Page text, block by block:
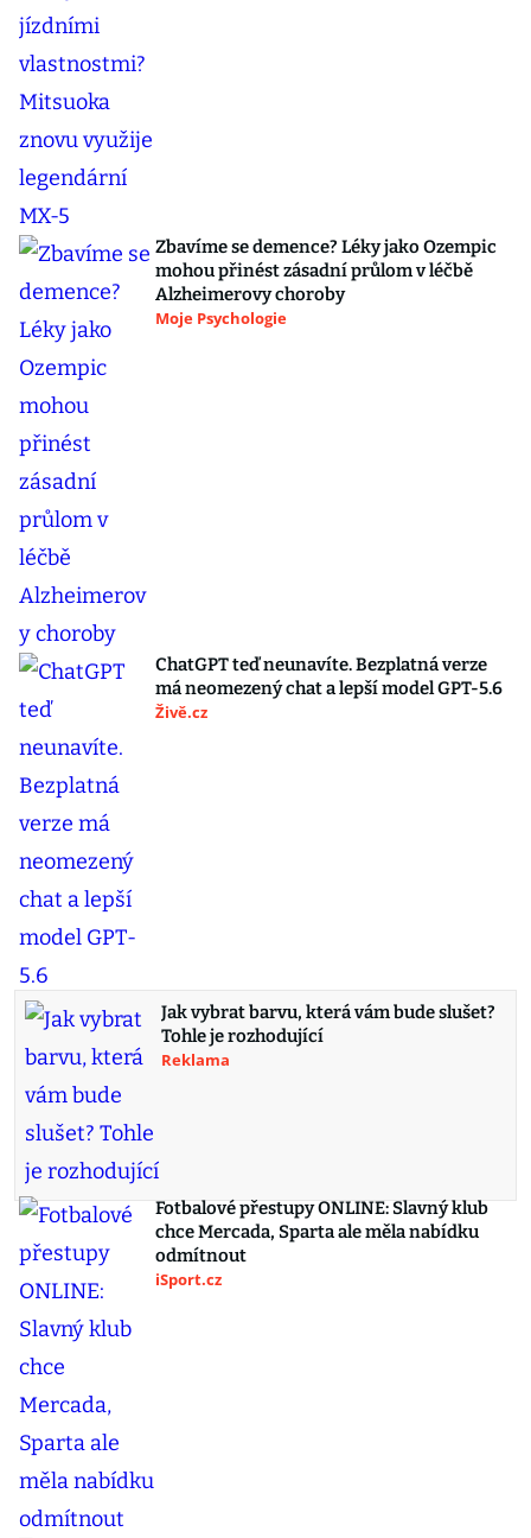
Zbavíme se demence? Léky jako Ozempic
mohou přinést zásadní průlom v léčbě
Alzheimerovy choroby
Moje Psychologie
ChatGPT teď neunavíte. Bezplatná verze
má neomezený chat a lepší model GPT-5.6
Živě.cz
Jak vybrat barvu, která vám bude slušet?
Tohle je rozhodující
Reklama
Fotbalové přestupy ONLINE: Slavný klub
chce Mercada, Sparta ale měla nabídku
odmítnout
iSport.cz